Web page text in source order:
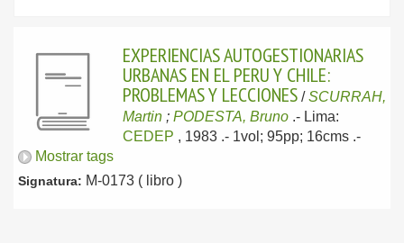
EXPERIENCIAS AUTOGESTIONARIAS
URBANAS EN EL PERU Y CHILE:
PROBLEMAS Y LECCIONES /SCURRAH,
Martin ; PODESTA, Bruno .- Lima:
CEDEP , 1983 .- 1vol; 95pp; 16cms .-
Mostrar tags
Signatura: M-0173 ( libro )